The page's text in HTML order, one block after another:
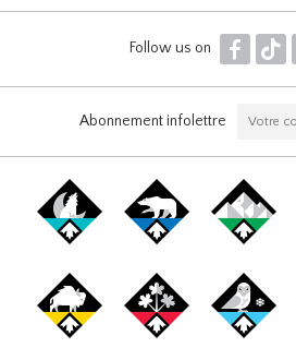
Follow us on F T
Abonnement infolettre